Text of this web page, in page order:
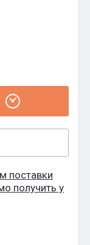
поставки
получить у